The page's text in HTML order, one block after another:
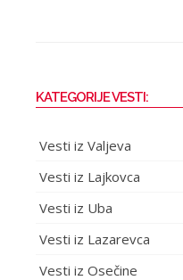
KATEGORIJE VESTI:
Vesti iz Valjeva
Vesti iz Lajkovca
Vesti iz Uba
Vesti iz Lazarevca
Vesti iz Osečine